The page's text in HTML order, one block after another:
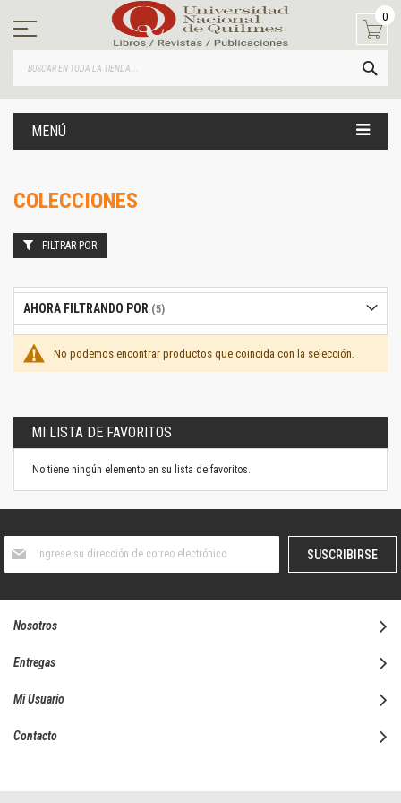
contenido
0
MENÚ
COLECCIONES
No podemos encontrar productos que coincida con la selección.
FILTRAR POR
AHORA FILTRANDO POR
MI LISTA DE FAVORITOS
No tiene ningún elemento en su lista de favoritos.
boletín
SUSCRIBIRSE
Nosotros
Entregas
Mi Usuario
Contacto